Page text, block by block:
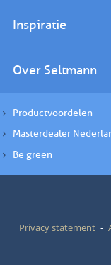
Inspiratie
Over Seltmann
Productvoordelen
Masterdealer
Be green
Privacy statement